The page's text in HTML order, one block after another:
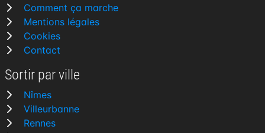
Comment ça marche
Mentions légales
Cookies
Contact
Sortir par ville
Nîmes
Villeurbanne
Rennes